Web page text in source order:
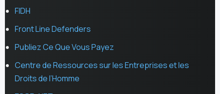
FIDH
Front Line Defenders
Publiez Ce Que Vous Payez
Centre de Ressources sur les Entreprises et les
Droits de l’Homme